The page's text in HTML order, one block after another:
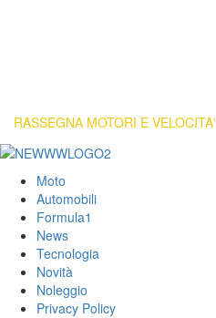
RASSEGNA MOTORI E VELOCITA'
Primary
Moto
Automobili
Formula1
News
Tecnologia
Novità
Noleggio
Privacy Policy